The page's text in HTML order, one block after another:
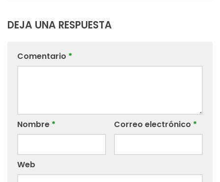
DEJA UNA RESPUESTA
Comentario *
Nombre * Correo electrónico *
Web